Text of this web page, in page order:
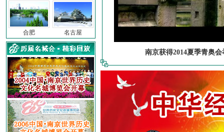
合肥 名古屋
南京获得2014夏季青奥会